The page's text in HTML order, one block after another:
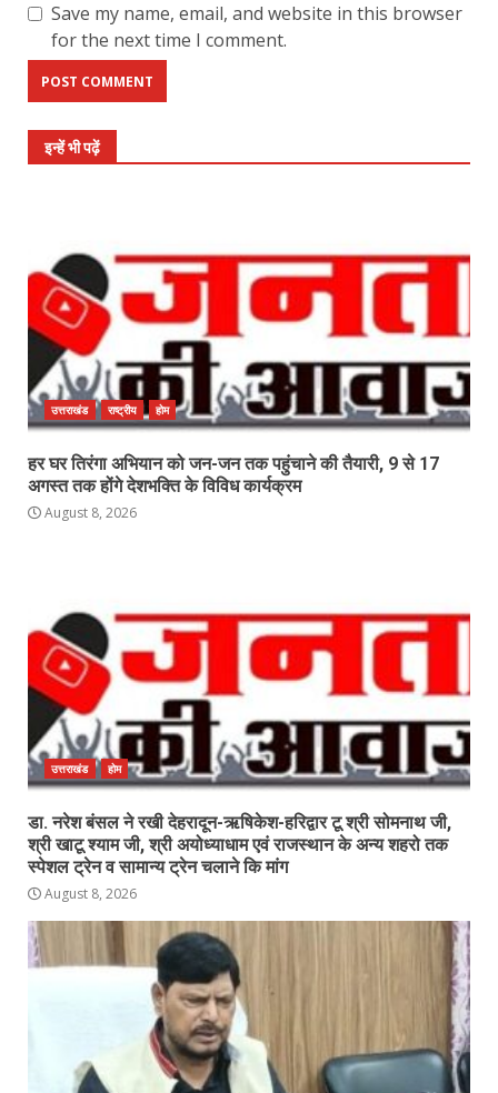
Save my name, email, and website in this browser
for the next time I comment.
इन्हें भी पढ़ें
उत्तराखंड राष्ट्रीय होम
हर घर तिरंगा अभियान को जन-जन तक पहुंचाने की तैयारी, 9 से 17
अगस्त तक होंगे देशभक्ति के विविध कार्यक्रम
August 8, 2026
उत्तराखंड होम
डा. नरेश बंसल ने रखी देहरादून-ऋषिकेश-हरिद्वार टू श्री सोमनाथ जी,
श्री खाटू श्याम जी, श्री अयोध्याधाम एवं राजस्थान के अन्य शहरो तक
स्पेशल ट्रेन व सामान्य ट्रेन चलाने कि मांग
August 8, 2026